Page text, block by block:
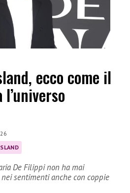
ecco come il
De Filippi non ha mai
sentimenti anche con coppie